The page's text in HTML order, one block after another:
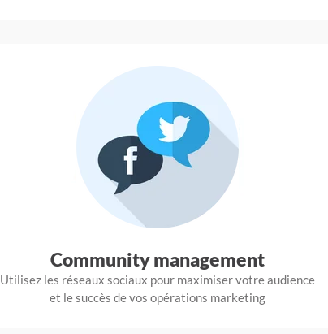
Community management
Utilisez les réseaux sociaux pour maximiser votre audience
et le succès de vos opérations marketing